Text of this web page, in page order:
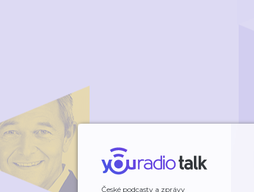
České podcasty a zprávy